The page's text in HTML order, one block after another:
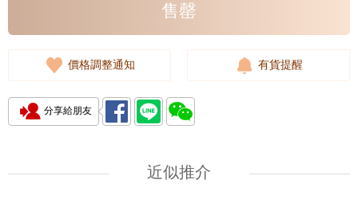
售罄
價格調整通知 有貨提醒
分享給朋友
近似推介